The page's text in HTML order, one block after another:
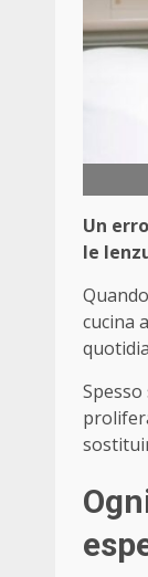
Un
le
cucina